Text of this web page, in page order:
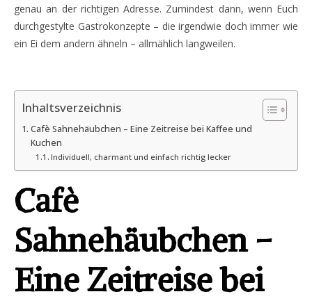
genau an der richtigen Adresse. Zumindest dann, wenn Euch
durchgestylte Gastrokonzepte – die irgendwie doch immer wie
ein Ei dem andern ähneln – allmählich langweilen.
Inhaltsverzeichnis
Cafè Sahnehäubchen – Eine Zeitreise bei Kaffee und
Kuchen
Individuell, charmant und einfach richtig lecker
Cafè
Sahnehäubchen –
Eine Zeitreise bei